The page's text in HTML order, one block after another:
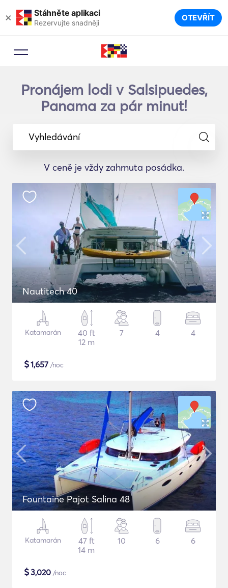
× Stáhněte aplikaci
Rezervujte snadněji OTEVŘÍT
Pronájem lodi v Salsipuedes,
Panama za pár minut!
Vyhledávání
V ceně je vždy zahrnuta posádka.
Nautitech 40
Katamarán
40 ft
12 m
7 4 4
$1,657 /noc
Fountaine Pajot Salina 48
Katamarán
47 ft
14 m
10 6 6
$3,020 /noc